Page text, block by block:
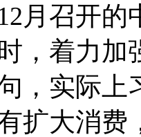
月召开
，着力加
，实际上
扩大消费